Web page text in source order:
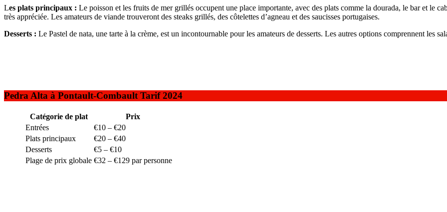
Les plats principaux : Le poisson et les fruits de mer grillés occupent une place importante, avec des plats comme la dourada, le bar et le
très appréciée. Les amateurs de viande trouveront des steaks grillés, des côtelettes d’agneau et des saucisses portugaises.
Desserts : Le Pastel de nata, une tarte à la crème, est un incontournable pour les amateurs de desserts. Les autres options comprennent les
Pedra Alta à Pontault-Combault Tarif 2024
Catégorie de plat
Prix
Entrées
€10 – €20
Plats principaux
€20 – €40
Desserts
€5 – €10
Plage de prix globale €32 – €129 par personne